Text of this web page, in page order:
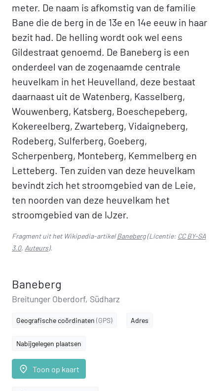
meter. De naam is afkomstig van de familie
Bane die de berg in de 13e en 14e eeuw in haar
bezit had. De helling wordt ook wel eens
Gildestraat genoemd. De Baneberg is een
onderdeel van de zogenaamde centrale
heuvelkam in het Heuvelland, deze bestaat
daarnaast uit de Watenberg, Kasselberg,
Wouwenberg, Katsberg, Boeschepeberg,
Kokereelberg, Zwarteberg, Vidaigneberg,
Rodeberg, Sulferberg, Goeberg,
Scherpenberg, Monteberg, Kemmelberg en
Letteberg. Ten zuiden van deze heuvelkam
bevindt zich het stroomgebied van de Leie,
ten noorden van deze heuvelkam het
stroomgebied van de IJzer.
Fragment uit het Wikipedia-artikelBaneberg(Licentie: CC BY-SA
3.0, Auteurs).
Baneberg
Breitunger Oberdorf, Südharz
Geografische coördinaten (GPS) Adres
Nabijgelegen plaatsen
place Toon op kaart